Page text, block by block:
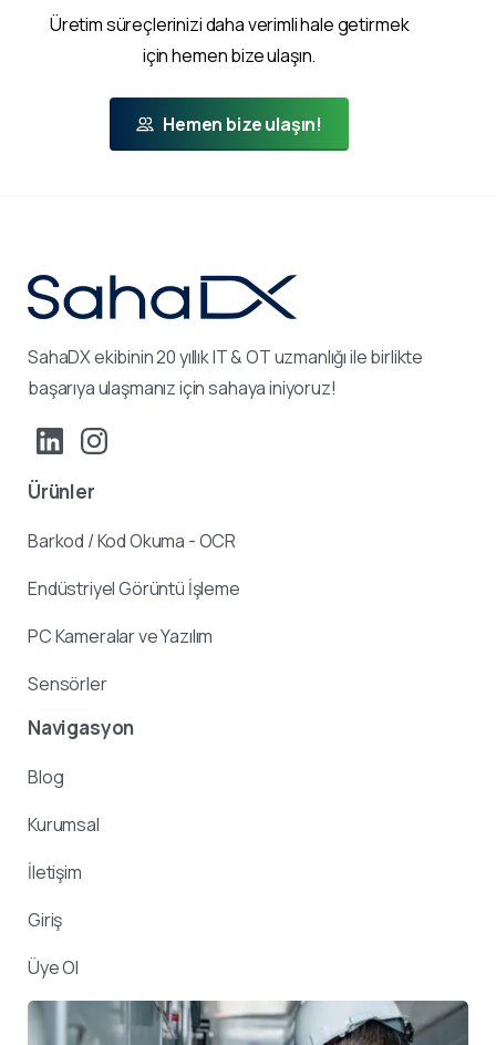
Üretim süreçlerinizi daha verimli hale getirmek
için hemen bize ulaşın.
Hemen bize ulaşın!
SahaDX ekibinin 20 yıllık IT & OT uzmanlığı ile birlikte
başarıya ulaşmanız için sahaya iniyoruz!
Ürünler
Barkod / Kod Okuma - OCR
Endüstriyel Görüntü İşleme
PC Kameralar ve Yazılım
Sensörler
Navigasyon
Blog
Kurumsal
İletişim
Giriş
Üye Ol